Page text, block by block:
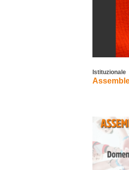
Istituzionale